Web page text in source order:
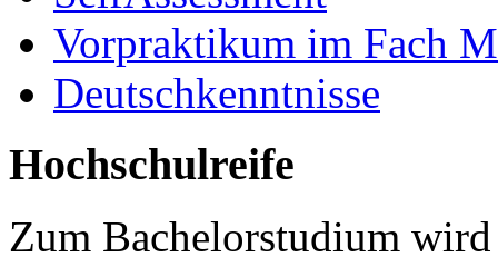
Vorpraktikum im Fach
Deutschkenntnisse
Hochschulreife
Zum Bachelorstudium wird